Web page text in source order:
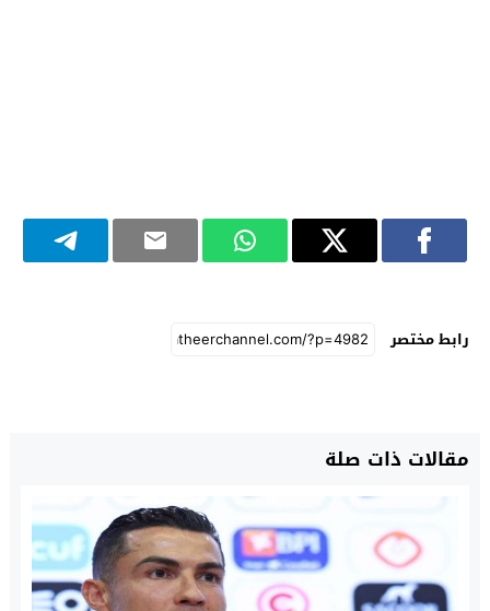
رابط مختصر
مقالات ذات صلة